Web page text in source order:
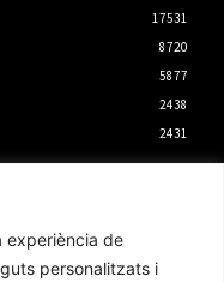
experiència de
personalitzats i
17531
8720
5877
2438
2431
l’aval de